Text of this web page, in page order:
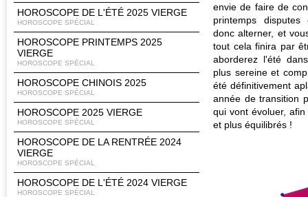
HOROSCOPE DE L'ÉTÉ 2025 VIERGE
HOROSCOPE SPÉCIAL
HOROSCOPE PRINTEMPS 2025
VIERGE
HOROSCOPE SPÉCIAL
HOROSCOPE CHINOIS 2025
HOROSCOPE SPÉCIAL
HOROSCOPE 2025 VIERGE
HOROSCOPE SPÉCIAL
HOROSCOPE DE LA RENTRÉE 2024
VIERGE
HOROSCOPE SPÉCIAL
HOROSCOPE DE L'ÉTÉ 2024 VIERGE
HOROSCOPE SPÉCIAL
envie de faire de
printemps disputes
donc alterner, et
tout cela finira par
aborderez l'été
plus sereine et
été définitivement
année de transition
qui vont évoluer,
et plus équilibrés !